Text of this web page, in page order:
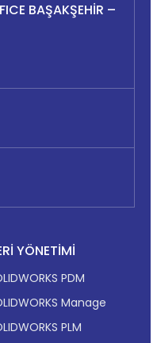
BAŞAKŞEHİR –
YÖNETIMI
PDM
Manage
PLM